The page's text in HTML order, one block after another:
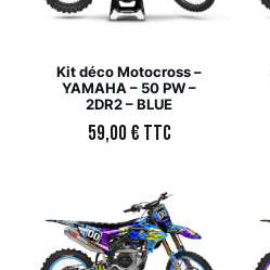
Kit déco Motocross –
YAMAHA – 50 PW –
2DR2 – BLUE
59,00€ TTC